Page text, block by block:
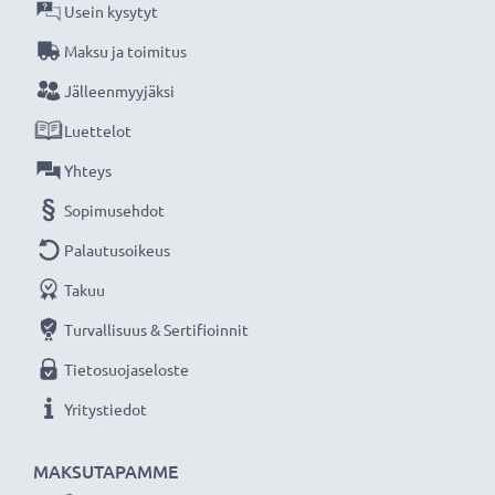
Väri : Musta
★3 vuoden takuu
Olemme vuonna 2004 perustettu kansainvälinen
verkkokauppa, joka tarjoaa laadukkaita tuotteita, ja
siksi tarjoamme 36 kuukauden takuun!
MAKSUTAPAMME
Usein kysytyt
Maksu ja toimitus
Jälleenmyyjäksi
Luettelot
Yhteys
Sopimusehdot
Palautusoikeus
Takuu
Turvallisuus & Sertifioinnit
Tietosuojaseloste
Yritystiedot